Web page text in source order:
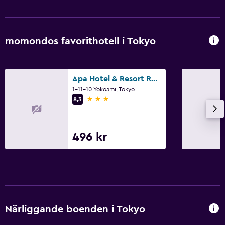
momondos favorithotell i Tokyo
Apa Hotel & Resort Ryogoku Ekimae Tower
1-11-10 Yokoami, Tokyo
8,3
3 stjärnor
496 kr
Närliggande boenden i Tokyo